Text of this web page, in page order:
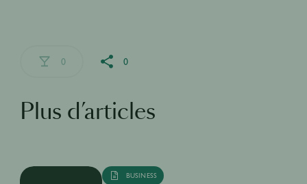
0 0
Plus d’articles
BUSINESS